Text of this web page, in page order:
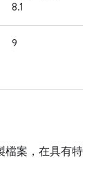
8.1
9
檔案，在具有特